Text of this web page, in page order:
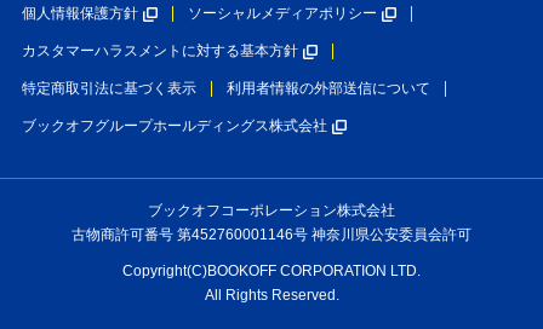
個人情報保護方針 ソーシャルメディアポリシー
カスタマーハラスメントに対する基本方針
特定商取引法に基づく表示 利用者情報の外部送信について
ブックオフグループホールディングス株式会社
ブックオフコーポレーション株式会社
古物商許可番号 第452760001146号 神奈川県公安委員会許可
Copyright(C)BOOKOFF CORPORATION LTD.
All Rights Reserved.